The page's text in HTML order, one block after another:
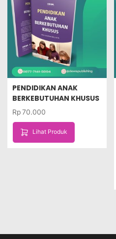
PENDIDIKAN ANAK
BERKEBUTUHAN KHUSUS
Rp70.000
Lihat Produk